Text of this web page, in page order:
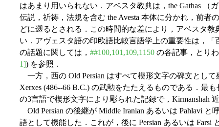
はあまり用いられない．アベスタ教典は，the Gathas （
伝説，祈祷，法規を含む the Avesta 本体に分かれ，前者
どに遡るとされる．この時間的な差により，アベスタ
い．アヴェスタ語の印欧語比較言語学上の重要性は，
の話題に関しては， ##100,101,109,1150 の各記事，とり
1]) を参照．
一方，西の Old Persian はすべて楔形文字の碑文として
Xerxes (486--66 B.C.) の武勲をたたえるものである．最も
の3言語で楔形文字により彫られた記録で，Kirmanshah
Old Persian の後継が Middle Iranian あるいは Pahlavi と
語として機能した．これが，後に Persian あるいは